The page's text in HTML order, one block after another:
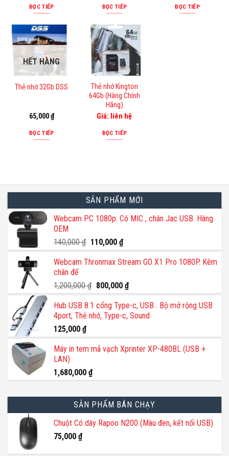
có
thể
được
chọn
trên
trang
sản
phẩm
ĐỌC TIẾP ĐỌC TIẾP ĐỌC TIẾP
HẾT HÀNG
Thẻ nhớ 32Gb DSS
65,000₫
ĐỌC TIẾP
Thẻ nhớ Kington
64Gb (Hàng Chính
Hãng)
Giá: liên hệ
ĐỌC TIẾP
SẢN PHẨM MỚI
Webcam PC 1080p. Có MIC , chân Jac USB. Hàng
OEM
140,000₫ Giá
gốc
là:
110,000 ₫Giá
hiện
tại
110,000 ₫.
Webcam Thronmax Stream GO X1 Pro 1080P. Kèm
chân đế
1,200,000₫ Giá
gốc
là:
1,200,000 ₫.
800,000 ₫Giá
hiện
tại
là:
Hub USB 8.1 cổng Type-c, USB . Bộ mở rộng USB
4port, Thẻ nhớ, Type-c, Sound
125,000 ₫
Máy in tem mã vạch Xprinter XP-480BL (USB +
LAN)
1,680,000 ₫
SẢN PHẨM BÁN CHẠY
Chuột Có dây Rapoo N200 (Màu đen, kết nối USB)
75,000 ₫